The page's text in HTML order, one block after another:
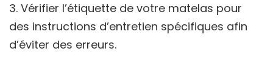
Vérifier l’étiquette de votre matelas pour
des instructions d’entretien spécifiques afin
d’éviter des erreurs.